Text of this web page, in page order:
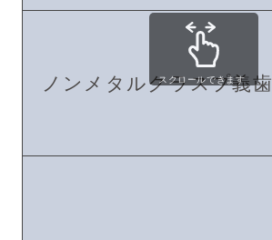
ノンメタルクラスプ義歯
スクロールできます